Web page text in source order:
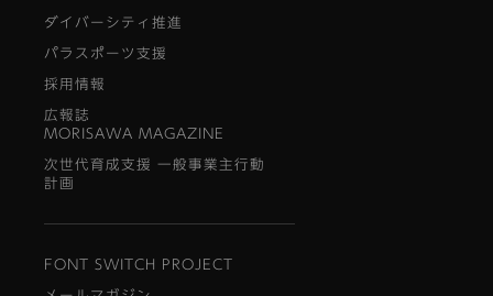
ダイバーシティ推進
パラスポーツ支援
採用情報
広報誌
MORISAWA MAGAZINE
次世代育成支援 一般事業主行動
計画
FONT SWITCH PROJECT